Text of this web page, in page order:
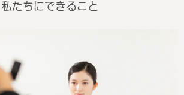
私たちにできること